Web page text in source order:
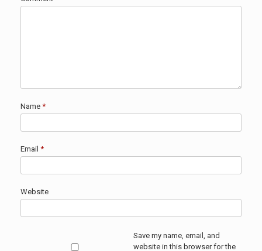
Name *
Email *
Website
Save my name, email, and
website in this browser for the